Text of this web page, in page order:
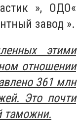
», ОДО«
завод ».
этими
отношении
361 млн
Это почти
таможни.